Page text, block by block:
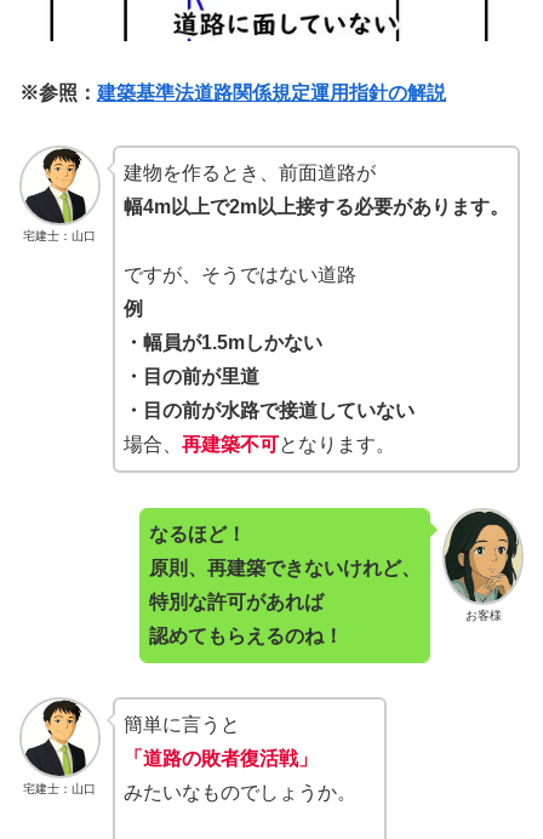
※参照： 建築基準法道路関係規定運用指針の解説
宅建士：山口
建物を作るとき、前面道路が
幅4m以上で2m以上接する必要があります。
ですが、そうではない道路
例
・幅員が1.5mしかない
・目の前が里道
・目の前が水路で接道していない
場合、 再建築不可となります。
お客様
なるほど！
原則、再建築できないけれど、
特別な許可があれば
認めてもらえるのね！
宅建士：山口
簡単に言うと
「道路の敗者復活戦」
みたいなものでしょうか。